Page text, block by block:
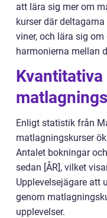
att lära sig mer om
kurser där
viner, och lära sig
harmonierna mellan
Enligt statistik från
matlagningskurser
Antalet bokningar
sedan [ÅR], vilket
Upplevelsejägare att
genom
upplevelser.